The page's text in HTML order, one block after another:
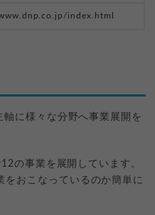
index.html
に様々な分野へ事業展開を
の事業を展開しています。
をおこなっているのか簡単に